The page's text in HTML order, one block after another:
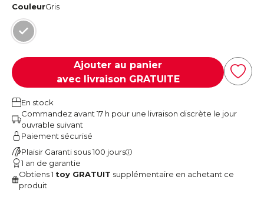
CouleurGris
Gris
Ajouter au panier
avec livraison GRATUITE
En stock
Commandez avant 17 h pour une livraison discrète le jour
ouvrable suivant
Paiement sécurisé
Plaisir Garanti sous 100 jours
1 an de garantie
Obtiens 1 toy GRATUIT supplémentaire en achetant ce
produit